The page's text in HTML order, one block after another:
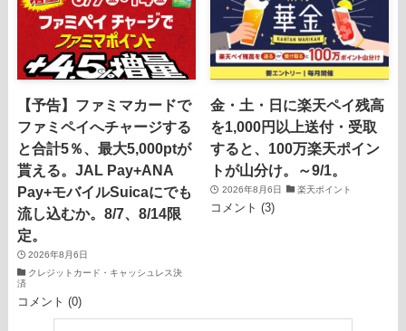
【予告】ファミマカードで
ファミペイへチャージする
と合計5％、最大5,000ptが
貰える。JAL Pay+ANA
Pay+モバイルSuicaにでも
流し込むか。8/7、8/14限
定。
2026年8月6日
クレジットカード・キャッシュレス決
済
コメント (0)
金・土・日に楽天ペイ残高
を1,000円以上送付・受取
すると、100万楽天ポイン
トが山分け。～9/1。
2026年8月6日 楽天ポイント
コメント (3)